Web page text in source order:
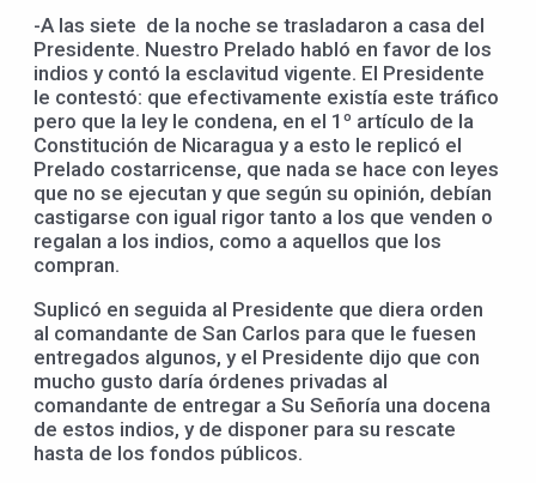
-A las siete de la noche se trasladaron a casa del
Presidente. Nuestro Prelado habló en favor de los
indios y contó la esclavitud vigente. El Presidente
le contestó: que efectivamente existía este tráfico
pero que la ley le condena, en el 1º artículo de la
Constitución de Nicaragua y a esto le replicó el
Prelado costarricense, que nada se hace con leyes
que no se ejecutan y que según su opinión, debían
castigarse con igual rigor tanto a los que venden o
regalan a los indios, como a aquellos que los
compran.
Suplicó en seguida al Presidente que diera orden
al comandante de San Carlos para que le fuesen
entregados algunos, y el Presidente dijo que con
mucho gusto daría órdenes privadas al
comandante de entregar a Su Señoría una docena
de estos indios, y de disponer para su rescate
hasta de los fondos públicos.